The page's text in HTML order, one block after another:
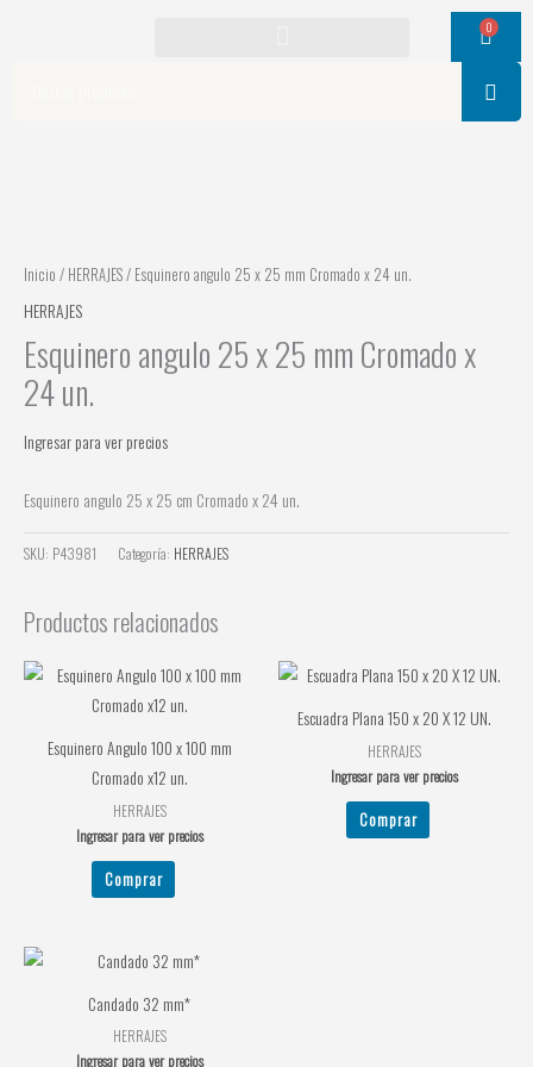
0
Cart
Inicio / HERRAJES/ Esquinero angulo 25 x 25 mm Cromado x 24 un.
HERRAJES
Esquinero angulo 25 x 25 mm Cromado x
24 un.
Ingresar para ver precios
Esquinero angulo 25 x 25 cm Cromado x 24 un.
SKU: P43981 Categoría: HERRAJES
Productos relacionados
Esquinero Angulo 100 x 100 mm
Cromado x12 un.
HERRAJES
Ingresar para ver precios
Comprar
Escuadra Plana 150 x 20 X 12 UN.
HERRAJES
Ingresar para ver precios
Comprar
Candado 32 mm*
HERRAJES
Ingresar para ver precios